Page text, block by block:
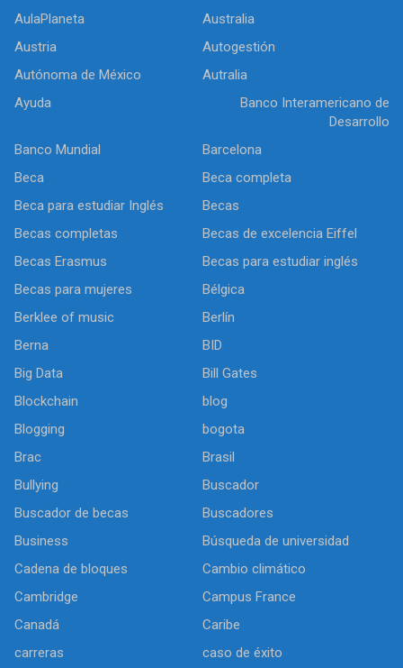
AulaPlaneta
Australia
Austria
Autogestión
Autónoma de México
Autralia
Ayuda
Banco Interamericano de
Desarrollo
Banco Mundial
Barcelona
Beca
Beca completa
Beca para estudiar Inglés
Becas
Becas completas
Becas de excelencia Eiffel
Becas Erasmus
Becas para estudiar inglés
Becas para mujeres
Bélgica
Berklee of music
Berlín
Berna
BID
Big Data
Bill Gates
Blockchain
blog
Blogging
bogota
Brac
Brasil
Bullying
Buscador
Buscador de becas
Buscadores
Business
Búsqueda de universidad
Cadena de bloques
Cambio climático
Cambridge
Campus France
Canadá
Caribe
carreras
caso de éxito